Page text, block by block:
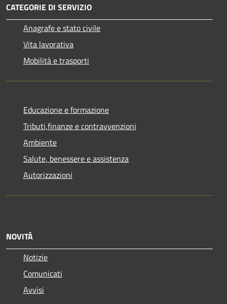
CATEGORIE DI SERVIZIO
Anagrafe e stato civile
Vita lavorativa
Mobilità e trasporti
Educazione e formazione
Tributi,finanze e contravvenzioni
Ambiente
Salute, benessere e assistenza
Autorizzazioni
NOVITÀ
Notizie
Comunicati
Avvisi